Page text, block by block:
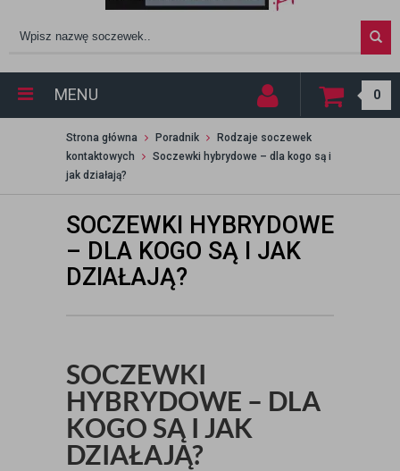
MENU 0
Strona główna Poradnik
Rodzaje soczewek
kontaktowych
Soczewki hybrydowe – dla kogo są i
jak działają?
SOCZEWKI HYBRYDOWE
– DLA KOGO SĄ I JAK
DZIAŁAJĄ?
SOCZEWKI
HYBRYDOWE – DLA
KOGO SĄ I JAK
DZIAŁAJĄ?